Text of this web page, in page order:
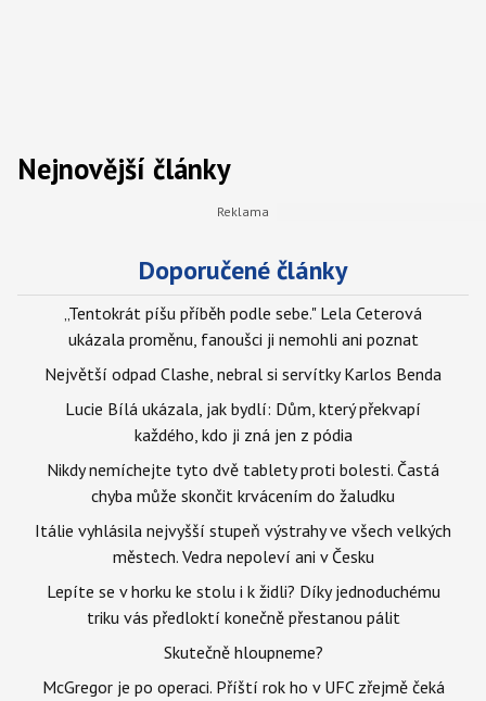
Nejnovější články
Doporučené články
„Tentokrát píšu příběh podle sebe." Lela Ceterová
ukázala proměnu, fanoušci ji nemohli ani poznat
Největší odpad Clashe, nebral si servítky Karlos Benda
Lucie Bílá ukázala, jak bydlí: Dům, který překvapí
každého, kdo ji zná jen z pódia
Nikdy nemíchejte tyto dvě tablety proti bolesti. Častá
chyba může skončit krvácením do žaludku
Itálie vyhlásila nejvyšší stupeň výstrahy ve všech velkých
městech. Vedra nepoleví ani v Česku
Lepíte se v horku ke stolu i k židli? Díky jednoduchému
triku vás předloktí konečně přestanou pálit
Skutečně hloupneme?
McGregor je po operaci. Příští rok ho v UFC zřejmě čeká